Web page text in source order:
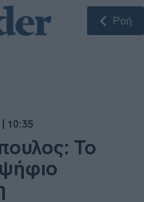
Ροή
10:35
Το